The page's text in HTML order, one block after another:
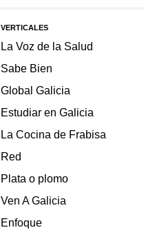
VERTICALES
La Voz de la Salud
Sabe Bien
Global Galicia
Estudiar en Galicia
La Cocina de Frabisa
Red
Plata o plomo
Ven A Galicia
Enfoque